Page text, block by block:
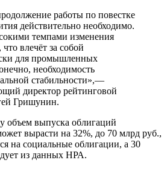
работы по повестке
действительно необходимо.
темпами изменения
влечёт за собой
для промышленных
необходимость
стабильности»,—
директор рейтинговой
Гришунин.
объем выпуска облигаций
вырасти на 32%, до 70 млрд руб.,
на социальные облигации, а 30
из данных НРА.